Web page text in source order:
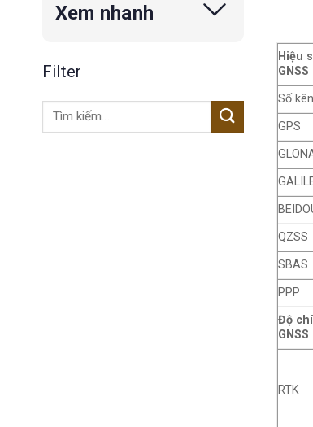
Xem nhanh
Filter
Tìm
Hiệu
GNSS
Số
GPS
QZSS
SBAS
PPP
Độ
GNSS
RTK